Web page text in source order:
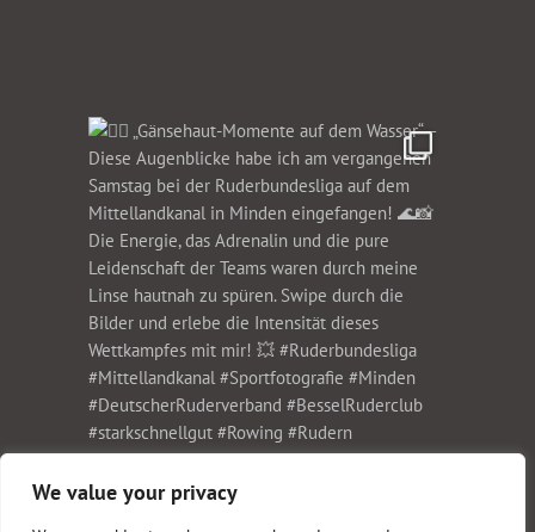
We value your privacy